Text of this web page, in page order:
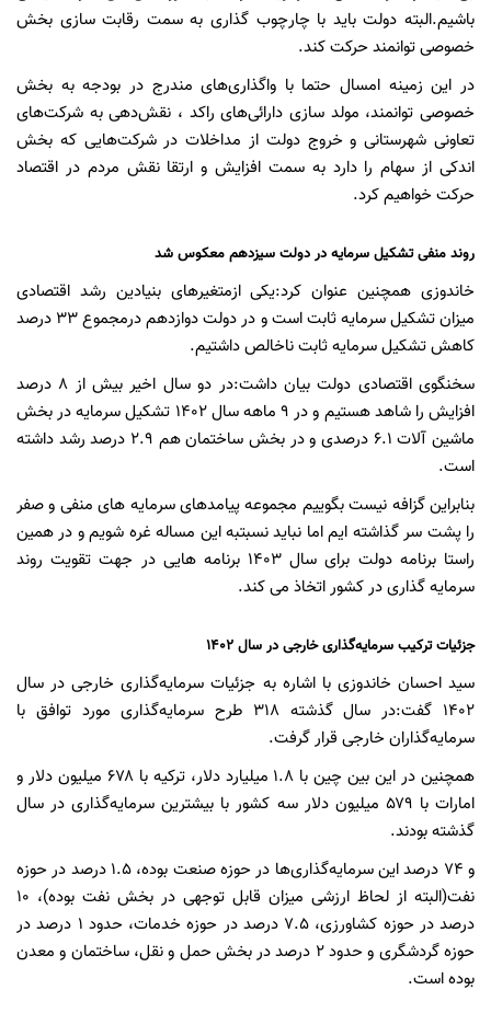
باشیم.البته دولت باید با چارچوب گذاری به سمت رقابت سازی بخش
خصوصی توانمند حرکت کند.
در این زمینه امسال حتما با واگذاری‌های مندرج در بودجه به بخش
خصوصی توانمند، مولد سازی دارائی‌های راکد ، نقش‌دهی به شرکت‌های
تعاونی شهرستانی و خروج دولت از مداخلات در شرکت‌هایی که بخش
اندکی از سهام را دارد به سمت افزایش و ارتقا نقش مردم در اقتصاد
حرکت خواهیم کرد‌.
روند منفی تشکیل سرمایه در دولت سیزدهم معکوس شد
خاندوزی همچنین عنوان کرد:یکی ازمتغیرهای بنیادین رشد اقتصادی
میزان تشکیل سرمایه ثابت است و در دولت دوازدهم درمجموع 33 درصد
کاهش تشکیل سرمایه ثابت ناخالص داشتیم.
سخنگوی اقتصادی دولت بیان داشت:در دو سال اخیر بیش از 8 درصد
افزایش را شاهد هستیم و در 9 ماهه سال 1402 تشکیل سرمایه در بخش
ماشین آلات 6.1 درصدی و در بخش ساختمان هم 2.9 درصد رشد داشته
است.
بنابراین گزافه نیست بگوییم مجموعه پیامدهای سرمایه های منفی و صفر
را پشت سر گذاشته ایم اما نباید نسبتبه این مساله غره شویم و در همین
راستا برنامه دولت برای سال 1403 برنامه هایی در جهت تقویت روند
سرمایه گذاری در کشور اتخاذ می کند.
جزئیات ترکیب سرمایه‌گذاری‌ خارجی در سال ۱۴۰۲
سید احسان خاندوزی با اشاره به جزئیات سرمایه‌گذاری خارجی در سال
۱۴۰۲ گفت:در سال گذشته ۳۱۸ طرح سرمایه‌گذاری مورد توافق با
سرمایه‌گذاران خارجی قرار گرفت.
همچنین در این بین چین با ۱.۸ میلیارد دلار، ترکیه با ۶۷۸ میلیون دلار و
امارات با ۵۷۹ میلیون دلار سه کشور با بیشترین سرمایه‌گذاری در سال
گذشته بودند.
و ۷۴ درصد این سرمایه‌گذاری‌ها در حوزه صنعت بوده، ۱.۵ درصد در حوزه
نفت(البته از لحاظ ارزشی میزان قابل توجهی در بخش نفت بوده)، ۱۰
درصد در حوزه کشاورزی، ۷.۵ درصد در حوزه خدمات، حدود ۱ درصد در
حوزه گردشگری و حدود ۲ درصد در بخش حمل و نقل، ساختمان و معدن
بوده است.